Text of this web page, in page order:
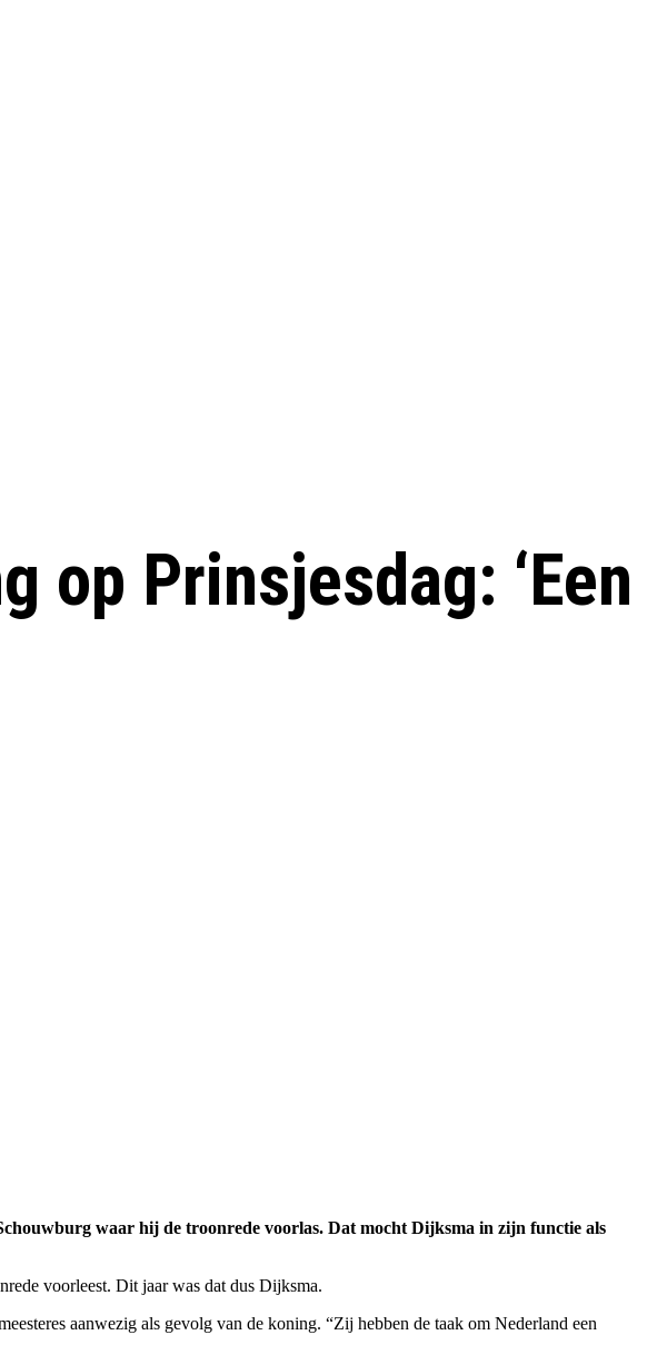
op Prinsjesdag: ‘Een
waar hij de troonrede voorlas. Dat mocht Dijksma in zijn functie als
voorleest. Dit jaar was dat dus Dijksma.
aanwezig als gevolg van de koning. “Zij hebben de taak om Nederland een